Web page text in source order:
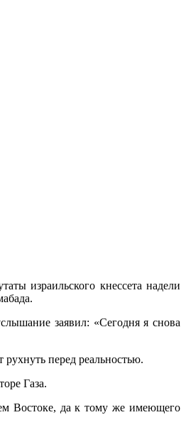
израильского кнессета надели
заявил: «Сегодня я снова
перед реальностью.
Газа.
Востоке, да к тому же имеющего